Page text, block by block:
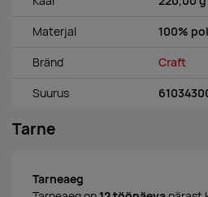
Materjal 100%
Bränd Craft
Suurus
Tarne
Tarneaeg